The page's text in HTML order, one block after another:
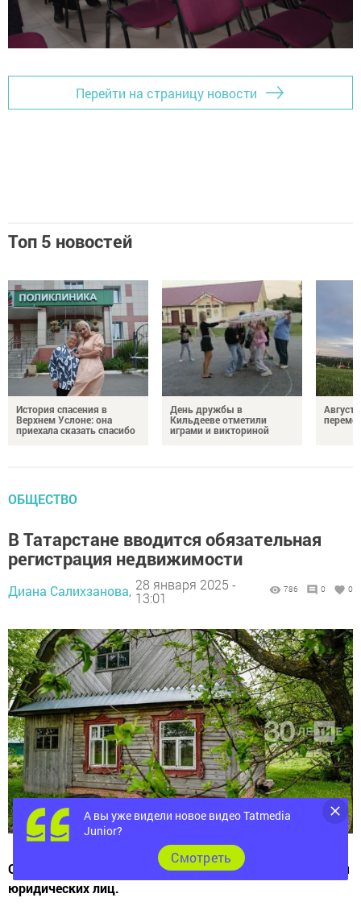
Перейти на страницу новости
Топ 5 новостей
История спасения в
Верхнем Услоне: она
приехала сказать спасибо
День дружбы в
Кильдееве отметили
играми и викториной
Август
ОБЩЕСТВО
В Татарстане вводится обязательная
регистрация недвижимости
Диана Салихзанова, 28 января 2025 -
13:01
786 0 0
Обязательство вводится как для физических, так и для
юридических лиц.
А вы уже видели новое видео Tatmedia
Junior?
Cмотреть